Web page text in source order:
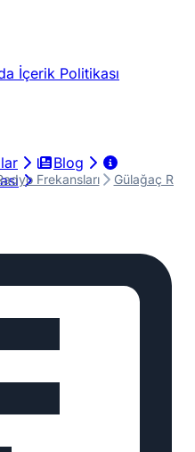
İçerik Politikası
Blog
Frekansları Gülağaç